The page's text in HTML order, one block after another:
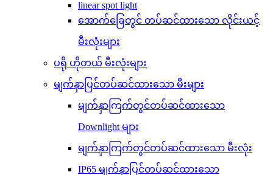
linear spot light
အောက်ခြေတွင် တပ်ဆင်ထားသော လိုင်းယင့်
မီးလုံးများ
ပရို ဟိုတယ် မီးလုံးများ
မျက်နှာပြင်တပ်ဆင်ထားသော မီးများ
မျက်နှာကြက်တွင်တပ်ဆင်ထားသော
Downlight များ
မျက်နှာကြက်တွင်တပ်ဆင်ထားသော မီးလုံး
IP65 မျက်နှာပြင်တပ်ဆင်ထားသော